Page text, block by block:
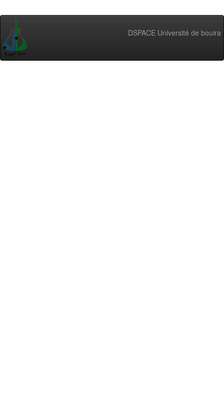
DSPACE Université de bouira